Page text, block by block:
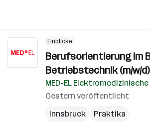
Einblicke
Berufsorientierung im
Betriebstechnik (m/w/d)
MED-EL
Gestern veröffentlicht
Innsbruck
Praktika